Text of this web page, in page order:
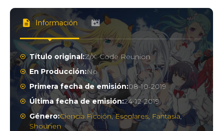
Información
Título original:Z/X: Code Reunion
En Producción:No
Primera fecha de emisión:08-10-2019
Última fecha de emisión:24-12-2019
Género:Ciencia Ficción,Escolares, Fantasía,
Shounen